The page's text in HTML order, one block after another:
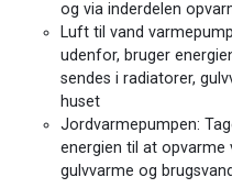
og via inderdelen
​Luft til vand
udenfor, bruger
sendes i radiatorer,
huset
Jordvarmepumpen:
energien til at opvarme
gulvvarme og